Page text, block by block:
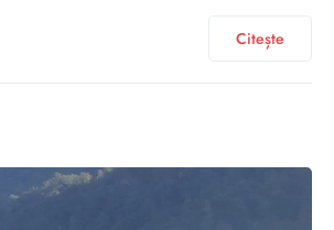
Citește